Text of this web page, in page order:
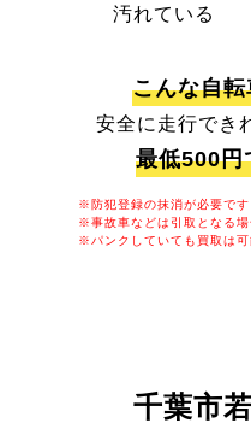
汚れている
こんな自
安全に走行でき
最低500円
※防犯登録の抹消が必要です
※事故車などは引取となる場
※パンクしていても買取は可
千葉市